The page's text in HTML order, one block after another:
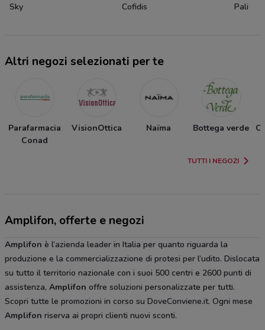
Sky Cofidis Pali
Altri negozi selezionati per te
Parafarmacia
Conad
VisionOttica Naïma Bottega verde
TUTTI I NEGOZI
Amplifon, offerte e negozi
Amplifon è l’azienda leader in Italia per quanto riguarda la
produzione e la commercializzazione di protesi per l’udito. Dislocata
su tutto il territorio nazionale con i suoi 500 centri e 2600 punti di
assistenza, Amplifon offre soluzioni personalizzate per tutti.
Scopri tutte le promozioni in corso su DoveConviene.it. Ogni mese
Amplifon riserva ai propri clienti nuovi sconti.